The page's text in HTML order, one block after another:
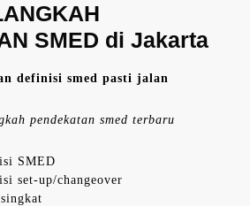
SMED di Jakarta
definisi smed pasti jalan
pendekatan smed terbaru
SMED
set-up/changeover